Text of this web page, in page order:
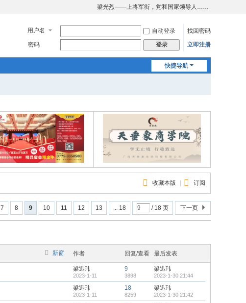
梁光烈——上将军衔，党和国家领导人……
用户名 自动登录
找回密码
密码
登录 立即注册
快捷导航
收藏本版 订阅
7 8 9 10 11 12 13 ... 18 / 18 页 下一页
新窗 作者 回复/查看 最后发表
梁迅玮
2023-1-11
9
3898
梁迅玮
2023-1-30 21:44
梁迅玮
2023-1-11
18
8259
梁迅玮
2023-1-30 21:42